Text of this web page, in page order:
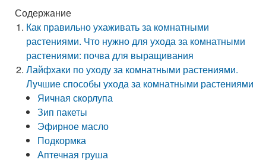
Содержание
Как правильно ухаживать за комнатными
растениями. Что нужно для ухода за комнатными
растениями: почва для выращивания
Лайфхаки по уходу за комнатными растениями.
Лучшие способы ухода за комнатными растениями
Яичная скорлупа
Зип пакеты
Эфирное масло
Подкормка
Аптечная груша